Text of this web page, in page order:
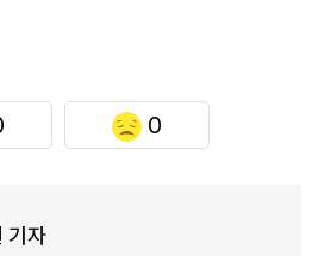
0
기자